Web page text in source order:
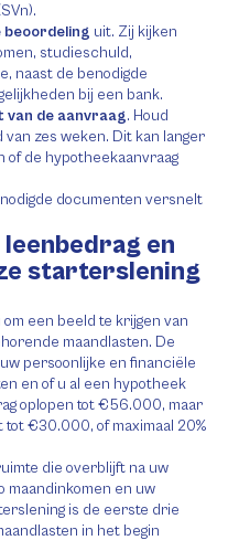
beoordeling uit. Zij kijken
studieschuld,
naast de benodigde
bij een bank.
van de aanvraag. Houd
zes weken. Dit kan langer
of de hypotheekaanvraag
documenten versnelt
en
starterslening
een beeld te krijgen van
maandlasten. De
persoonlijke en financiële
en of u al een hypotheek
oplopen tot €56.000, maar
€30.000, of maximaal 20%
die overblijft na uw
maandinkomen en uw
is de eerste drie
in het begin